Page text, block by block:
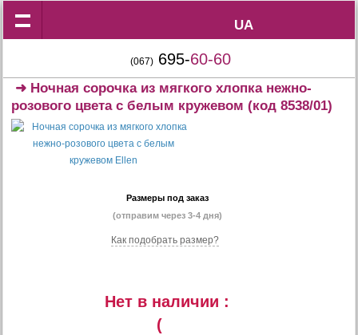
UA
UA
(067) 695-60-60
➜ Ночная сорочка из мягкого хлопка нежно-
розового цвета с белым кружевом(код 8538/01)
Размеры под заказ
(отправим через 3-4 дня)
Как подобрать размер?
Нет в наличии :
(